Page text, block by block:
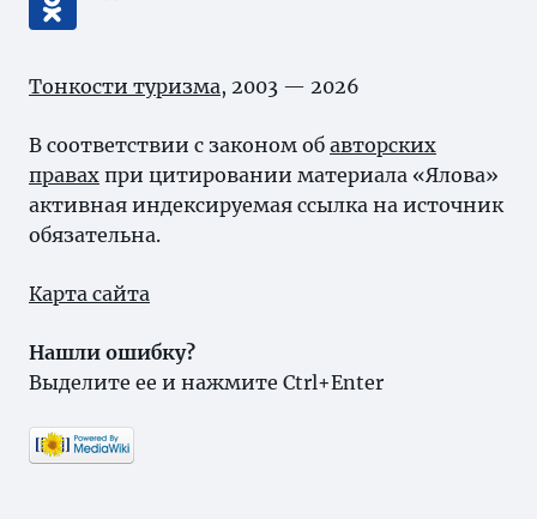
Тонкости туризма, 2003 — 2026
В соответствии с законом об авторских
правах при цитировании материала «Ялова»
активная индексируемая ссылка на источник
обязательна.
Карта сайта
Нашли ошибку?
Выделите ее и нажмите Ctrl+Enter